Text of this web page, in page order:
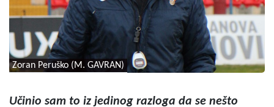
Zoran Peruško (M. GAVRAN)
Učinio sam to iz jedinog razloga da se nešto